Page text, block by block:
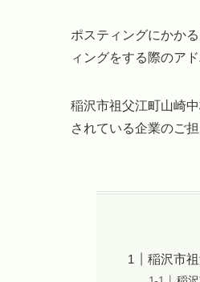
ポスティングにかか
ィングをする際のア
稲沢市祖父江町山崎
されている企業のご
稲沢市